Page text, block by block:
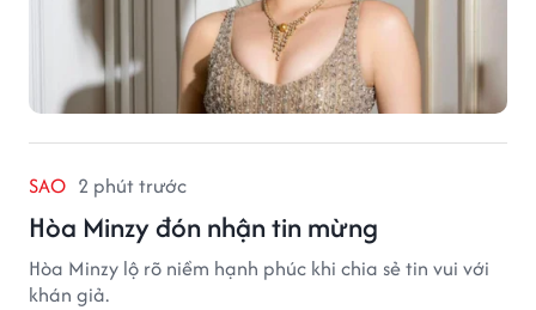
SAO 2 phút trước
Hòa Minzy đón nhận tin mừng
Hòa Minzy lộ rõ niềm hạnh phúc khi chia sẻ tin vui với
khán giả.